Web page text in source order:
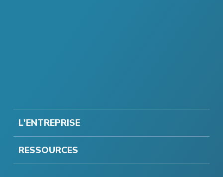
L'ENTREPRISE
RESSOURCES